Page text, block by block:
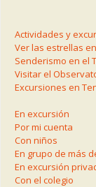
Actividades y
Ver las estrellas
Senderismo en el
Visitar el
Excursiones en
En excursión
Por mi cuenta
Con niños
En grupo de más
En excursión
Con el colegio